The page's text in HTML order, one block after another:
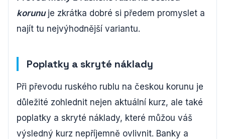
korunuje zkrátka dobré si předem promyslet a
najít tu nejvýhodnější variantu.
Poplatky a skryté náklady
Při převodu ruského rublu na českou korunu je
důležité zohlednit nejen aktuální kurz, ale také
poplatky a skryté náklady, které můžou váš
výsledný kurz nepříjemně ovlivnit. Banky a